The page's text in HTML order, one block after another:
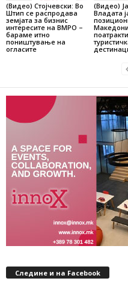
(Видео) Стојчевски: Во
Штип се распродава
земјата за бизнис
интересите на ВМРО –
бараме итно
поништување на
огласите
(Видео)
Владата
Следине и на Facebook